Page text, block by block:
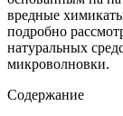
вредные
подробно
натуральных
микроволновки.
Содержание